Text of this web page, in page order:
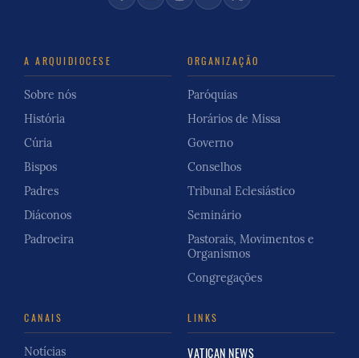
A ARQUIDIOCESE
Sobre nós
História
Cúria
Bispos
Padres
Diáconos
Padroeira
ORGANIZAÇÃO
Paróquias
Horários de Missa
Governo
Conselhos
Tribunal Eclesiástico
Seminário
Pastorais, Movimentos e
Organismos
Congregações
CANAIS
Notícias
LINKS
VATICAN NEWS